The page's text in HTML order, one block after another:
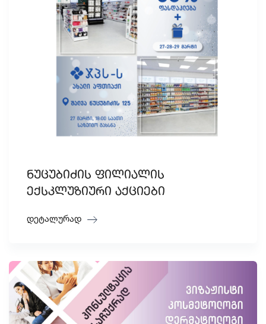
ნუცუბიძის ფილიალის
ექსკლუზიური აქციები
დეტალურად